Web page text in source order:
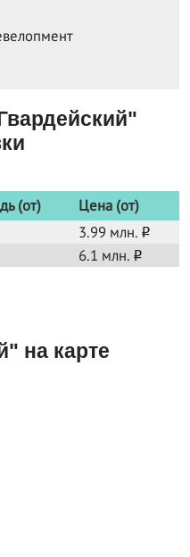
(от)
Цена (от)
3.99 млн. o
6.1 млн. o
на карте